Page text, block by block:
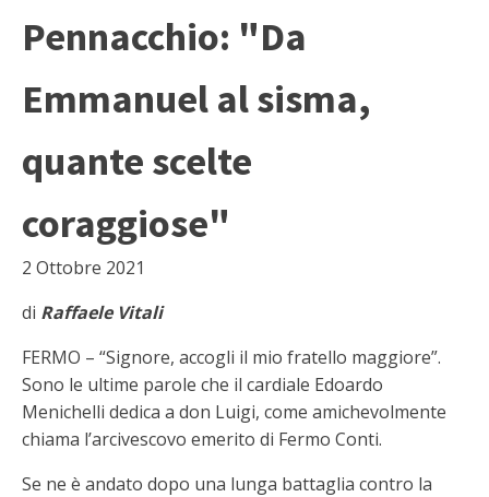
Pennacchio: "Da
Emmanuel al sisma,
quante scelte
coraggiose"
2 Ottobre 2021
di Raffaele Vitali
FERMO – “Signore, accogli il mio fratello maggiore”.
Sono le ultime parole che il cardiale Edoardo
Menichelli dedica a don Luigi, come amichevolmente
chiama l’arcivescovo emerito di Fermo Conti.
Se ne è andato dopo una lunga battaglia contro la